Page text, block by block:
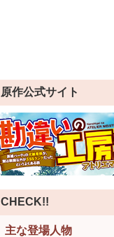
原作公式サイト
CHECK!!
主な登場人物